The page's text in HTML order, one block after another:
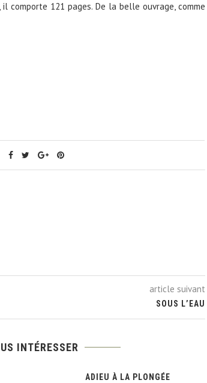
121 pages. De la belle ouvrage, comme
article suivant
SOUS L’EAU
INTÉRESSER
ADIEU À LA PLONGÉE